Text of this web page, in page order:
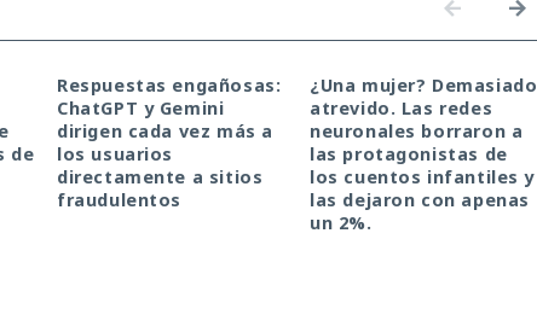
de
Respuestas engañosas:
ChatGPT y Gemini
dirigen cada vez más a
los usuarios
directamente a sitios
fraudulentos
¿Una mujer? Demasiado
atrevido. Las redes
neuronales borraron a
las protagonistas de
los cuentos infantiles y
las dejaron con apenas
un 2%.